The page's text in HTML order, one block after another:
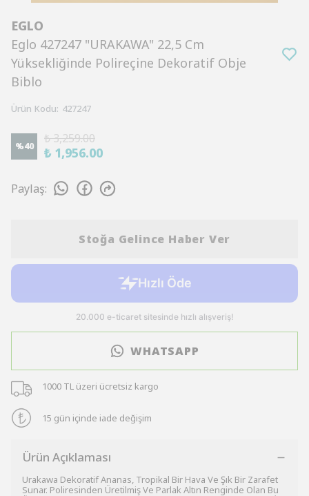
EGLO
Eglo 427247 "URAKAWA" 22,5 Cm
Yüksekliğinde Polireçine Dekoratif Obje
Biblo
Ürün Kodu: 427247
%40
₺ 3,259.00
₺ 1,956.00
Paylaş:
Stoğa Gelince Haber Ver
WHATSAPP
1000 TL üzeri ücretsiz kargo
15 gün içinde iade değişim
Ürün Açıklaması
Urakawa Dekoratif Ananas, Tropikal Bir Hava Ve Şık Bir Zarafet
Sunar. Poliresinden Üretilmiş Ve Parlak Altın Renginde Olan Bu